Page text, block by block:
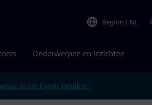
Region | NL
Onderwerpen en inzichten
in het Engels bekijken?